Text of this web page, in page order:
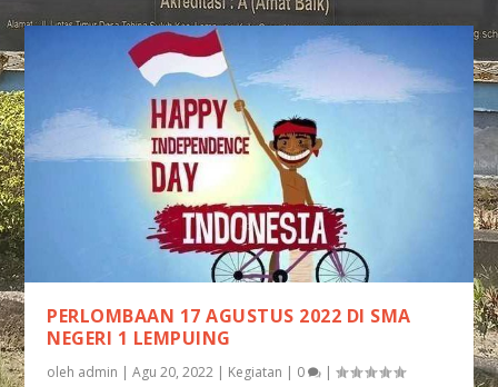
PERLOMBAAN 17 AGUSTUS 2022 DI SMA
NEGERI 1 LEMPUING
oleh admin |Agu 20, 2022 | Kegiatan | 0 |